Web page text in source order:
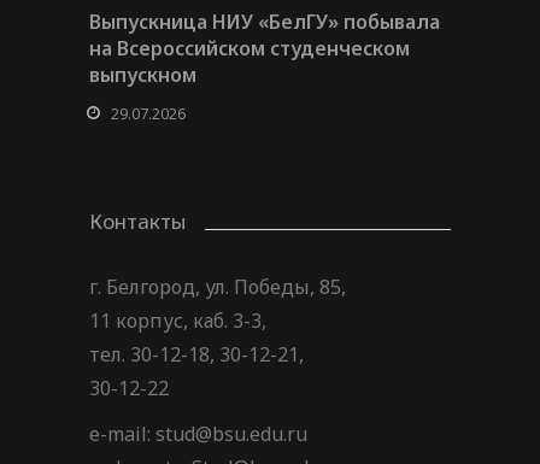
Выпускница НИУ «БелГУ» побывала
на Всероссийском студенческом
выпускном
29.07.2026
Контакты
г. Белгород, ул. Победы, 85,
11 корпус, каб. 3-3,
тел. 30-12-18, 30-12-21,
30-12-22
e-mail: stud@bsu.edu.ru